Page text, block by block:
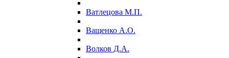
Ватлецова М.П.
Ващенко А.О.
Волков Д.А.